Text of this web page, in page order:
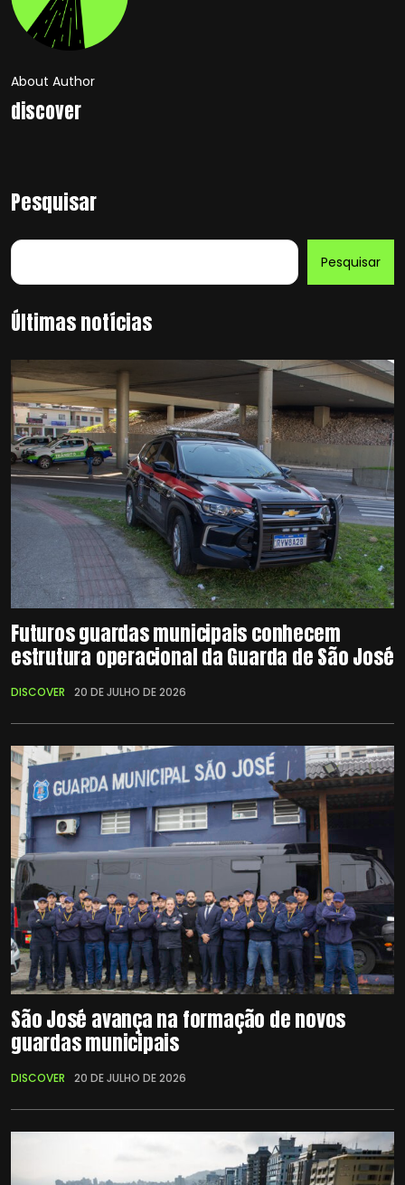
About Author
discover
Pesquisar
Pesquisar
Últimas notícias
Futuros guardas municipais conhecem
estrutura operacional da Guarda de São José
DISCOVER 20 DE JULHO DE 2026
São José avança na formação de novos
guardas municipais
DISCOVER 20 DE JULHO DE 2026